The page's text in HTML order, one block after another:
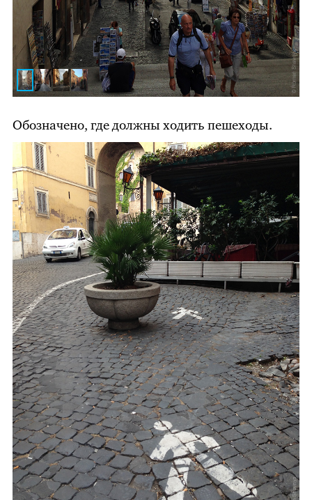
Обозначено, где должны ходить пешеходы.